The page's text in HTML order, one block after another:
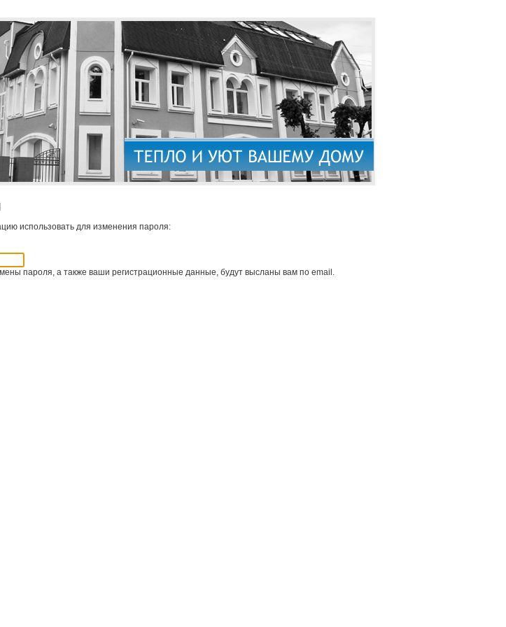
использовать для изменения пароля:
пароля, а также ваши регистрационные данные, будут высланы вам по email.